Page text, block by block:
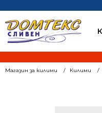
Магазин за килими Килими